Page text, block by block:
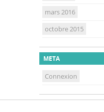
mars 2016
octobre 2015
META
Connexion